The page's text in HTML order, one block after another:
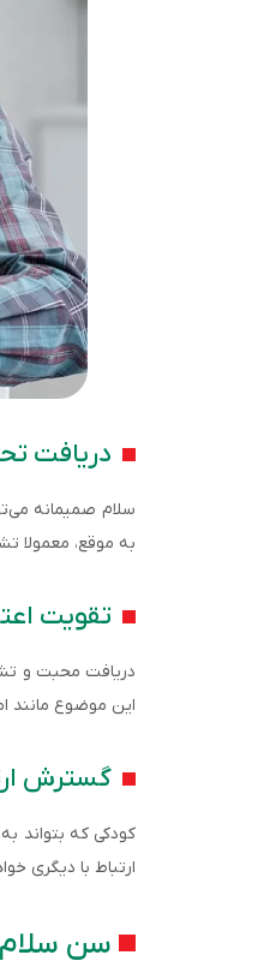
دریافت
سلام صمیمانه
به موقع، معمولا
تقویت
دریافت محبت و
این موضوع مانند
گسترش
کودکی که بتواند
ارتباط با دیگری
سن سلام